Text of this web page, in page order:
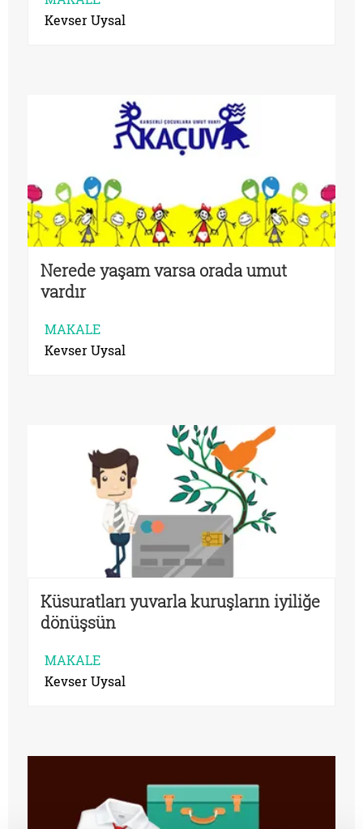
Kevser Uysal
Nerede yaşam varsa orada umut
vardır
MAKALE
Kevser Uysal
Küsuratları yuvarla kuruşların iyiliğe
dönüşsün
MAKALE
Kevser Uysal